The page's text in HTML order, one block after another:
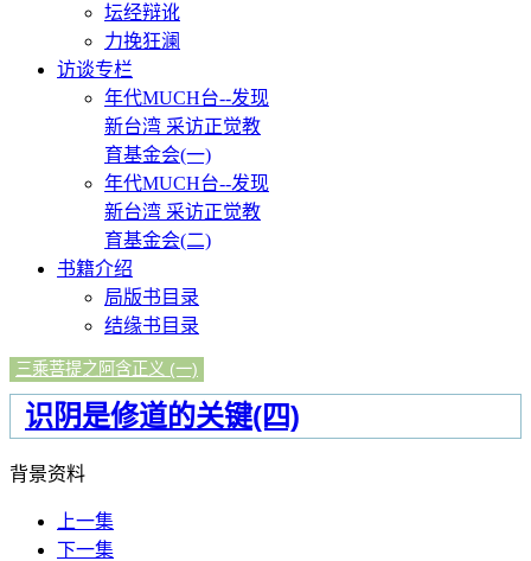
坛经辩讹
力挽狂澜
访谈专栏
年代MUCH台--发现
新台湾 采访正觉教
育基金会(一)
年代MUCH台--发现
新台湾 采访正觉教
育基金会(二)
书籍介绍
局版书目录
结缘书目录
三乘菩提之阿含正义 (一)
识阴是修道的关键(四)
背景资料
上一集
下一集